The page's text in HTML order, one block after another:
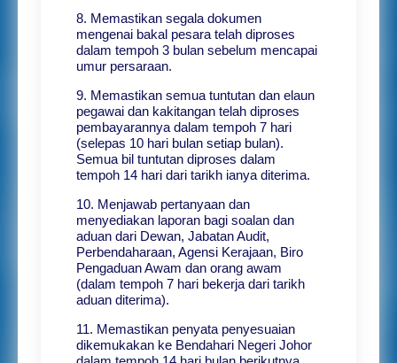
8. Memastikan segala dokumen
mengenai bakal pesara telah diproses
dalam tempoh 3 bulan sebelum mencapai
umur persaraan.
9. Memastikan semua tuntutan dan elaun
pegawai dan kakitangan telah diproses
pembayarannya dalam tempoh 7 hari
(selepas 10 hari bulan setiap bulan).
Semua bil tuntutan diproses dalam
tempoh 14 hari dari tarikh ianya diterima.
10. Menjawab pertanyaan dan
menyediakan laporan bagi soalan dan
aduan dari Dewan, Jabatan Audit,
Perbendaharaan, Agensi Kerajaan, Biro
Pengaduan Awam dan orang awam
(dalam tempoh 7 hari bekerja dari tarikh
aduan diterima).
11. Memastikan penyata penyesuaian
dikemukakan ke Bendahari Negeri Johor